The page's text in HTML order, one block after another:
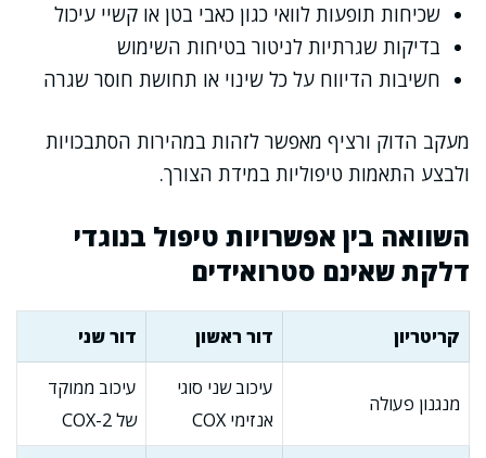
שכיחות תופעות לוואי כגון כאבי בטן או קשיי עיכול
בדיקות שגרתיות לניטור בטיחות השימוש
חשיבות הדיווח על כל שינוי או תחושת חוסר שגרה
מעקב הדוק ורציף מאפשר לזהות במהירות הסתבכויות
ולבצע התאמות טיפוליות במידת הצורך.
השוואה בין אפשרויות טיפול בנוגדי
דלקת שאינם סטרואידים
קריטריון דור ראשון דור שני
מנגנון פעולה
עיכוב שני סוגי
אנזימי COX
עיכוב ממוקד
של COX-2